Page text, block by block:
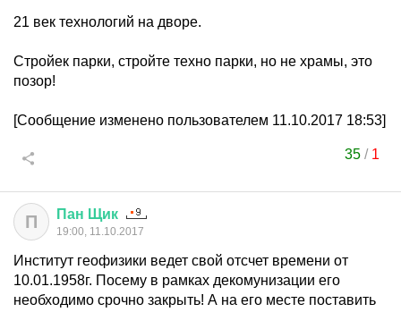
21 век технологий на дворе.
Стройек парки, стройте техно парки, но не храмы, это
позор!
[Сообщение изменено пользователем 11.10.2017 18:53]
35 / 1
П Пан Щик
19:00, 11.10.2017
Институт геофизики ведет свой отсчет времени от
10.01.1958г. Посему в рамках декомунизации его
необходимо срочно закрыть! А на его месте поставить